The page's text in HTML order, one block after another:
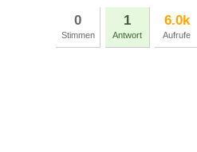
0
Stimmen
1
Antwort
6.0k
Aufrufe